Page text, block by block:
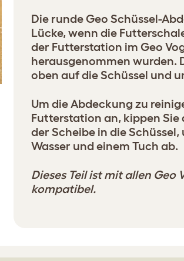
Die runde Geo Schüssel-
Lücke, wenn die
der Futterstation im Geo
herausgenommen wurden.
oben auf die Schüssel und
Um die Abdeckung zu
Futterstation an, kippen Sie
der Scheibe in die
Wasser und einem Tuch ab.
Dieses Teil ist mit allen Geo
kompatibel.